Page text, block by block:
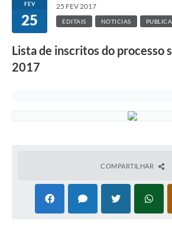
FEV
25
25 FEV 2017
EDITAIS NOTICIAS
Lista de inscritos do processo
2017
COMPARTILHAR